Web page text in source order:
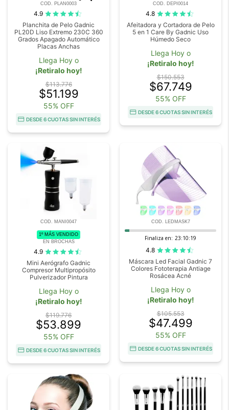
COD. PLAN0003
4.9
Planchita de Pelo Gadnic
PL20D Liso Extremo 230C 360
Grados Apagado Automático
Placas Anchas
Llega Hoy o
¡Retiralo hoy!
$113.776
$51.199
55% OFF
DESDE 6 CUOTAS SIN INTERÉS
COD. DEPI0014
4.8
Afeitadora y Cortadora de Pelo
5 en 1 Care By Gadnic Uso
Húmedo Seco
Llega Hoy o
¡Retiralo hoy!
$150.553
$67.749
55% OFF
DESDE 6 CUOTAS SIN INTERÉS
COD. MANI0047
1º MÁS VENDIDO
EN BROCHAS
4.9
Mini Aerógrafo Gadnic
Compresor Multipropósito
Pulverizador Pintura
Llega Hoy o
¡Retiralo hoy!
$119.776
$53.899
55% OFF
DESDE 6 CUOTAS SIN INTERÉS
COD. LEDMASK7
Finaliza en: 23:10:18
4.8
Máscara Led Facial Gadnic 7
Colores Fototerapia Antiage
Rosácea Acné
Llega Hoy o
¡Retiralo hoy!
$105.553
$47.499
55% OFF
DESDE 6 CUOTAS SIN INTERÉS